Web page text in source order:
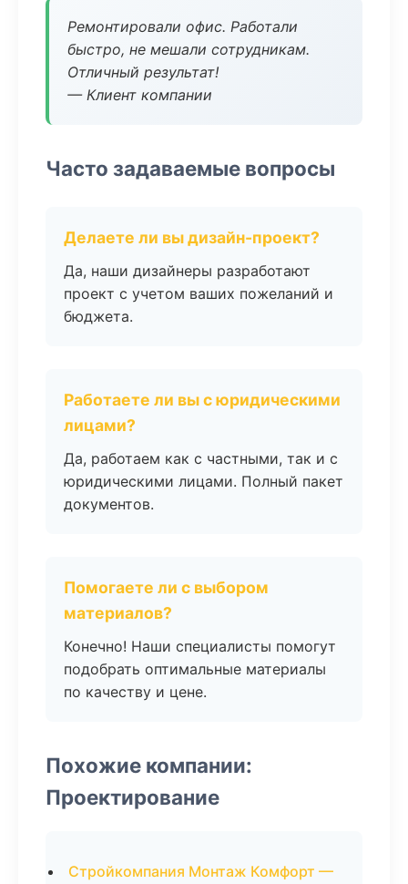
Ремонтировали офис. Работали
быстро, не мешали сотрудникам.
Отличный результат!
— Клиент компании
Часто задаваемые вопросы
Делаете ли вы дизайн-проект?
Да, наши дизайнеры разработают
проект с учетом ваших пожеланий и
бюджета.
Работаете ли вы с юридическими
лицами?
Да, работаем как с частными, так и с
юридическими лицами. Полный пакет
документов.
Помогаете ли с выбором
материалов?
Конечно! Наши специалисты помогут
подобрать оптимальные материалы
по качеству и цене.
Похожие компании:
Проектирование
Стройкомпания Монтаж Комфорт —